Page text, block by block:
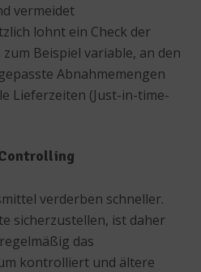
vermeidet
lohnt ein Check der
Beispiel variable, an den
Abnahmemengen
Lieferzeiten (Just-in-time-
verderben schneller.
sicherzustellen, ist daher
das
kontrolliert und ältere